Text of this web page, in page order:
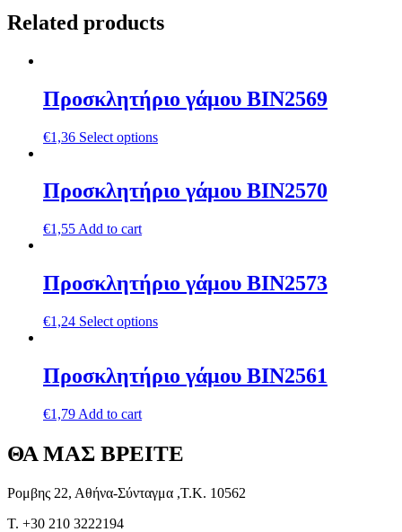
Related products
Προσκλητήριο γάμου ΒΙΝ2569
€1,36 Select options
Προσκλητήριο γάμου ΒΙΝ2570
€1,55 Add to cart
Προσκλητήριο γάμου ΒΙΝ2573
€1,24 Select options
Προσκλητήριο γάμου ΒΙΝ2561
€1,79 Add to cart
ΘΑ ΜΑΣ ΒΡΕΙΤΕ
Ρομβης 22, Αθήνα-Σύνταγμα ,Τ.Κ. 10562
T. +30 210 3222194